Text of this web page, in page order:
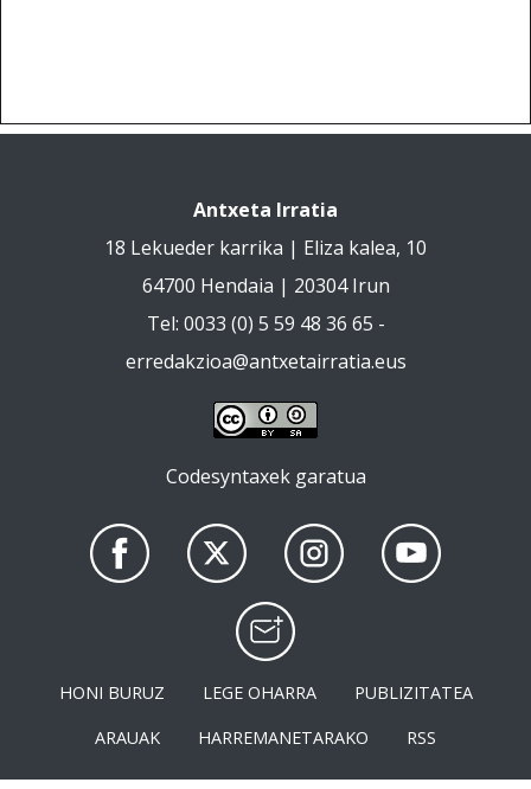
Antxeta Irratia
18 Lekueder karrika | Eliza kalea, 10
64700 Hendaia | 20304 Irun
Tel: 0033 (0) 5 59 48 36 65 -
erredakzioa@antxetairratia.eus
Codesyntaxek garatua
HONI BURUZ LEGE OHARRA
PUBLIZITATEA
ARAUAK
HARREMANETARAKO RSS